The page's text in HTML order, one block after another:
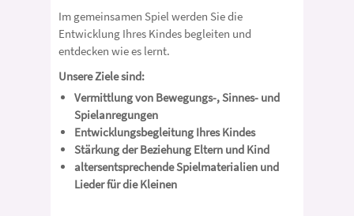
Im gemeinsamen Spiel werden Sie die
Entwicklung Ihres Kindes begleiten und
entdecken wie es lernt.
Unsere Ziele sind:
Vermittlung von Bewegungs-, Sinnes- und
Spielanregungen
Entwicklungsbegleitung Ihres Kindes
Stärkung der Beziehung Eltern und Kind
altersentsprechende Spielmaterialien und
Lieder für die Kleinen